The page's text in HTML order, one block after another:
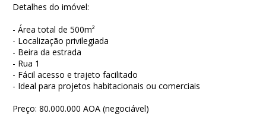
Detalhes do imóvel:
- Área total de 500m²
- Localização privilegiada
- Beira da estrada
- Rua 1
- Fácil acesso e trajeto facilitado
- Ideal para projetos habitacionais ou comerciais
Preço: 80.000.000 AOA (negociável)